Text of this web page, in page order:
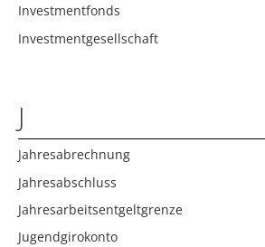
Investmentfonds
Investmentgesellschaft
J
Jahresabrechnung
Jahresabschluss
Jahresarbeitsentgeltgrenze
Jugendgirokonto